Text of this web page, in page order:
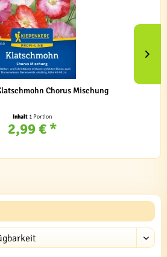
Chorus Mischung
Inhalt 1 Portion
2,99 € *